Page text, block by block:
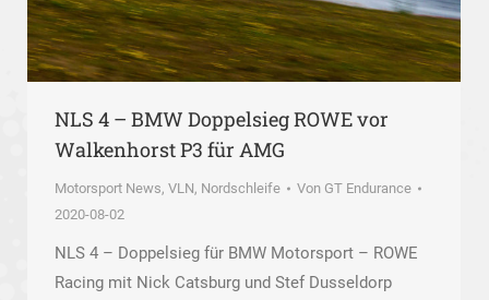
NLS 4 – BMW Doppelsieg ROWE vor
Walkenhorst P3 für AMG
Motorsport News, VLN, Nordschleife Von GT Endurance
2020-08-02
NLS 4 – Doppelsieg für BMW Motorsport – ROWE
Racing mit Nick Catsburg und Stef Dusseldorp